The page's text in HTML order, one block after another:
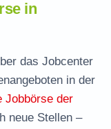
in
das Jobcenter
in der
Jobbörse der
neue Stellen –